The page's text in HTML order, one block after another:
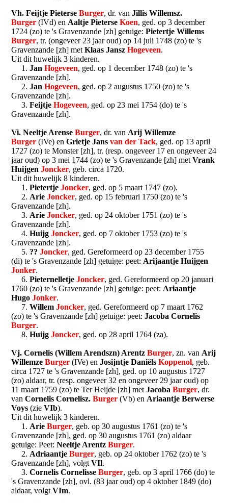
Vh. Feijtje PieterseBurger, dr. vanJillis Willemsz.
Burger (IVd) en Aaltje PieterseKoen, ged. op 3 december
1724 (zo) te 's Gravenzande [zh] getuige:Pietertje Willems
Burger, tr. (ongeveer 23 jaar oud) op 14 juli 1748 (zo) te 's
Gravenzande [zh] metKlaas JanszHogeveen.
Uit dit huwelijk 3 kinderen.
1.JanHogeveen, ged. op 1 december 1748 (zo) te 's
Gravenzande [zh].
2.JanHogeveen, ged. op 2 augustus 1750 (zo) te 's
Gravenzande [zh].
3.FeijtjeHogeveen, ged. op 23 mei 1754 (do) te 's
Gravenzande [zh].
Vi. Neeltje ArenseBurger, dr. van Arij Willemze
Burger (IVe) enGrietje Jansvan der Tack, ged. op 13 april
1727 (zo) te Monster [zh], tr. (resp. ongeveer 17 en ongeveer 24
jaar oud) op 3 mei 1744 (zo) te 's Gravenzande [zh] metVrank
HuijgenJoncker, geb. circa 1720.
Uit dit huwelijk 8 kinderen.
1.PietertjeJoncker, ged. op 5 maart 1747 (zo).
2. ArieJoncker, ged. op 15 februari 1750 (zo) te 's
Gravenzande [zh].
3. ArieJoncker, ged. op 24 oktober 1751 (zo) te 's
Gravenzande [zh].
4.HuijgJoncker, ged. op 7 oktober 1753 (zo) te 's
Gravenzande [zh].
5. ??Joncker, ged. Gereformeerd op 23 december 1755
(di) te 's Gravenzande [zh] getuige: peet: Arijaantje Huijgen
Jonker.
6.PieternelletjeJoncker, ged. Gereformeerd op 20 januari
1760 (zo) te 's Gravenzande [zh] getuige: peet: Ariaantje
HugoJonker.
7.WillemJoncker, ged. Gereformeerd op 7 maart 1762
(zo) te 's Gravenzande [zh] getuige: peet:Jacoba Cornelis
Burger.
8.HuijgJoncker, ged. op 28 april 1764 (za).
Vj. Cornelis (Willem Arendszn) ArentzBurger, zn. van Arij
WillemzeBurger (IVe) enJosijntje DaniëlsKoppenol, geb.
circa 1727 te 's Gravenzande [zh], ged. op 10 augustus 1727
(zo) aldaar, tr. (resp. ongeveer 32 en ongeveer 29 jaar oud) op
11 maart 1759 (zo) te Ter Heijde [zh] metJacobaBurger, dr.
vanCornelis Cornelisz.Burger (Vb) en Ariaantje Berwerse
Voys (zieVIb).
Uit dit huwelijk 3 kinderen.
1. ArieBurger, geb. op 30 augustus 1761 (zo) te 's
Gravenzande [zh], ged. op 30 augustus 1761 (zo) aldaar
getuige: Peet:Neeltje ArentzBurger.
2. AdriaantjeBurger, geb. op 24 oktober 1762 (zo) te 's
Gravenzande [zh], volgtVIl.
3.Cornelis CornelisseBurger, geb. op 3 april 1766 (do) te
's Gravenzande [zh], ovl. (83 jaar oud) op 4 oktober 1849 (do)
aldaar, volgtVIm.